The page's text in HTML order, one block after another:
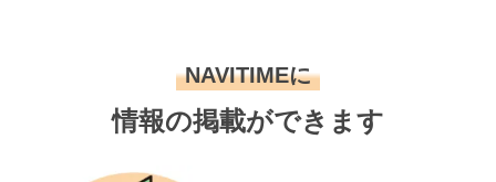
NAVITIMEに
情報の掲載ができます